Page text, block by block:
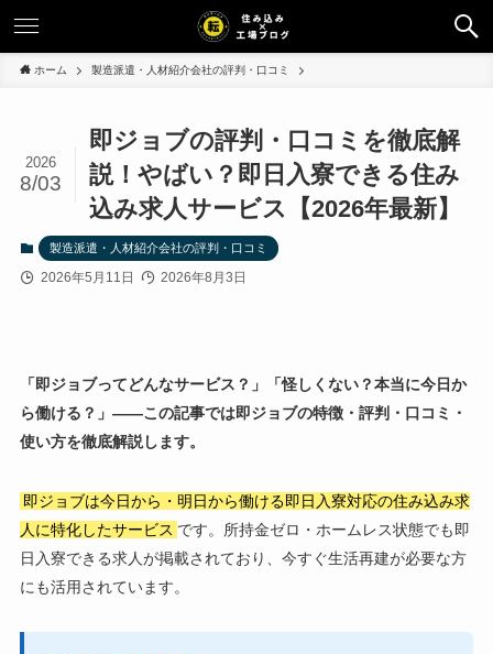
ホーム 製造派遣・人材紹介会社の評判・口コミ
即ジョブの評判・口コミを徹底解
説！やばい？即日入寮できる住み
込み求人サービス【2026年最新】
2026
8/03
製造派遣・人材紹介会社の評判・口コミ
2026年5月11日 2026年8月3日
「即ジョブってどんなサービス？」「怪しくない？本当に今日か
ら働ける？」——この記事では即ジョブの特徴・評判・口コミ・
使い方を徹底解説します。
即ジョブは今日から・明日から働ける即日入寮対応の住み込み求
人に特化したサービス です。所持金ゼロ・ホームレス状態でも即
日入寮できる求人が掲載されており、今すぐ生活再建が必要な方
にも活用されています。